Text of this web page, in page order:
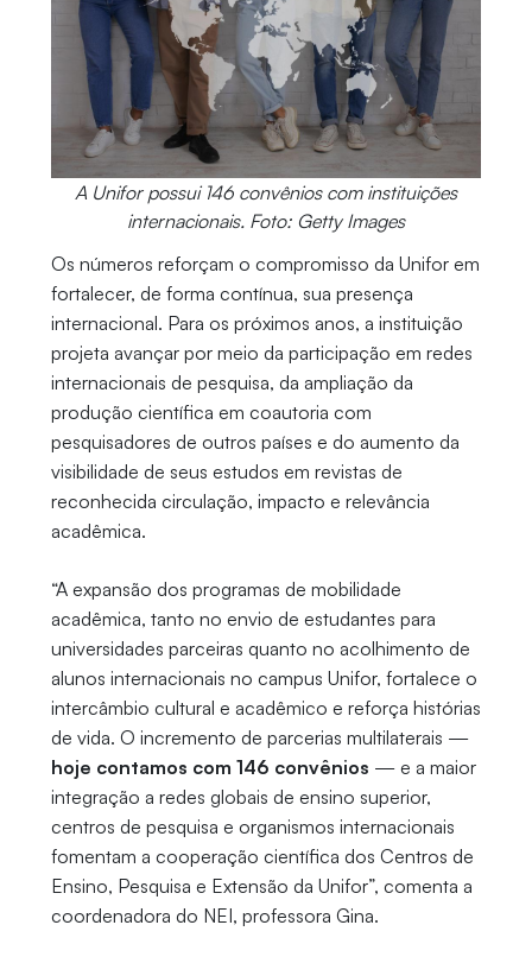
A Unifor possui 146 convênios com instituições
internacionais. Foto: Getty Images
Os números reforçam o compromisso da Unifor em
fortalecer, de forma contínua, sua presença
internacional. Para os próximos anos, a instituição
projeta avançar por meio da participação em redes
internacionais de pesquisa, da ampliação da
produção científica em coautoria com
pesquisadores de outros países e do aumento da
visibilidade de seus estudos em revistas de
reconhecida circulação, impacto e relevância
acadêmica.
“A expansão dos programas de mobilidade
acadêmica, tanto no envio de estudantes para
universidades parceiras quanto no acolhimento de
alunos internacionais no campus Unifor, fortalece o
intercâmbio cultural e acadêmico e reforça histórias
de vida. O incremento de parcerias multilaterais —
hoje contamos com 146 convênios — e a maior
integração a redes globais de ensino superior,
centros de pesquisa e organismos internacionais
fomentam a cooperação científica dos Centros de
Ensino, Pesquisa e Extensão da Unifor”, comenta a
coordenadora do NEI, professora Gina.